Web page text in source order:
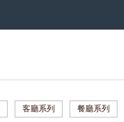
客廳系列 餐廳系列